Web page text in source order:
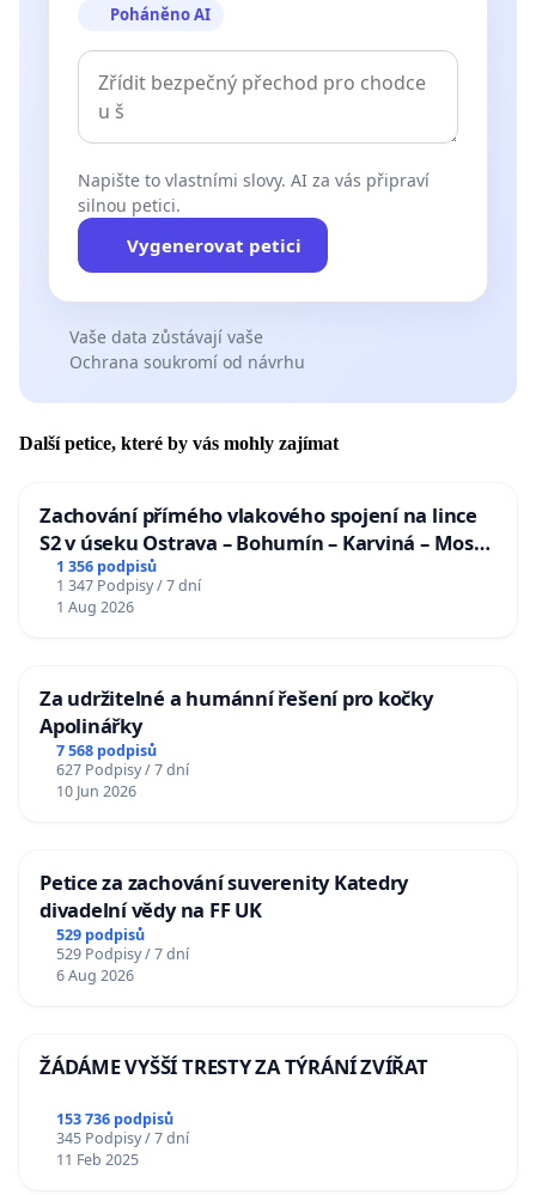
Poháněno AI
Napište to vlastními slovy. AI za vás připraví
silnou petici.
Vygenerovat petici
Vaše data zůstávají vaše
Ochrana soukromí od návrhu
Další petice, které by vás mohly zajímat
Zachování přímého vlakového spojení na lince
S2 v úseku Ostrava – Bohumín – Karviná – Mosty
u Jablunkova
1 356 podpisů
1 347 Podpisy / 7 dní
1 Aug 2026
Za udržitelné a humánní řešení pro kočky
Apolinářky
7 568 podpisů
627 Podpisy / 7 dní
10 Jun 2026
Petice za zachování suverenity Katedry
divadelní vědy na FF UK
529 podpisů
529 Podpisy / 7 dní
6 Aug 2026
ŽÁDÁME VYŠŠÍ TRESTY ZA TÝRÁNÍ ZVÍŘAT
153 736 podpisů
345 Podpisy / 7 dní
11 Feb 2025